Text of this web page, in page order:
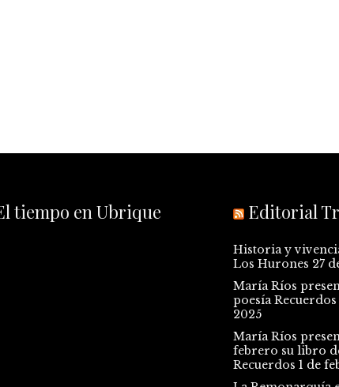
tiempo en Ubrique Editorial
Historia y
Los Hurones 27
María Ríos
poesía Recuerdos
2025
María Ríos
febrero su libro
Recuerdos 1 de